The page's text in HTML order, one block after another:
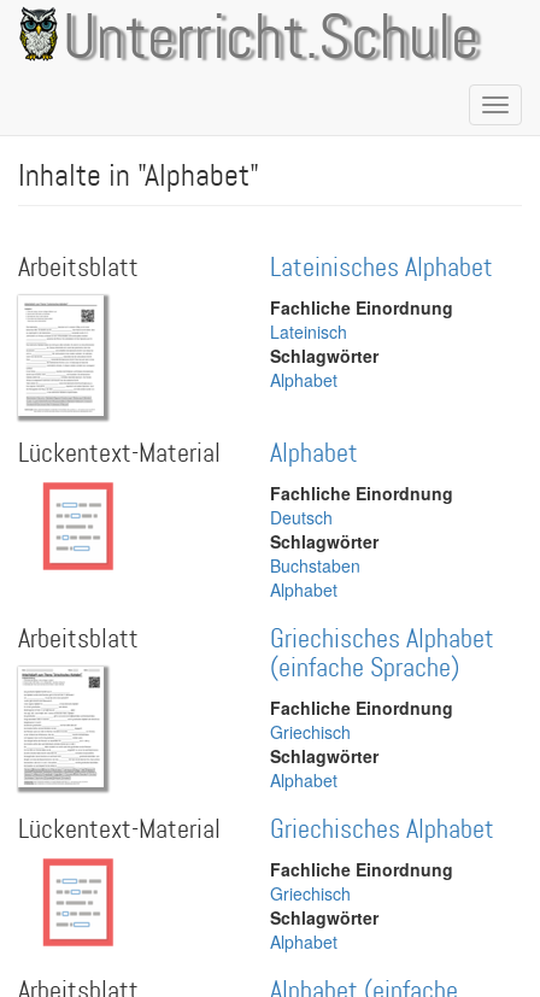
Direkt
zum
Inhalt
Unterricht.Schule
Inhalte in "Alphabet"
Arbeitsblatt Lateinisches Alphabet
Fachliche Einordnung
Lateinisch
Schlagwörter
Alphabet
Lückentext-Material Alphabet
Fachliche Einordnung
Deutsch
Schlagwörter
Buchstaben
Alphabet
Arbeitsblatt
Griechisches Alphabet
(einfache Sprache)
Fachliche Einordnung
Griechisch
Schlagwörter
Alphabet
Lückentext-Material Griechisches Alphabet
Fachliche Einordnung
Griechisch
Schlagwörter
Alphabet